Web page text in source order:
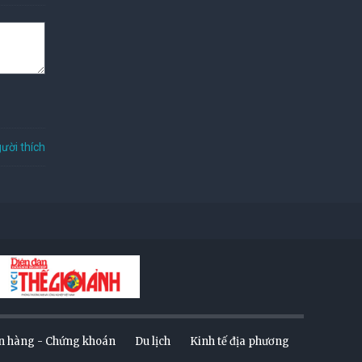
thích
hàng - Chứng khoán Du lịch
Kinh tế địa phương